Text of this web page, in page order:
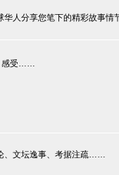
人分享您笔下的精彩故事情
感受……
、文坛逸事、考据注疏……